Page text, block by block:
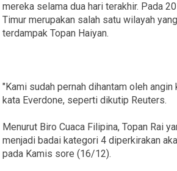
mereka selama dua hari terakhir. Pada
Timur merupakan salah satu wilayah
terdampak Topan Haiyan.
"Kami sudah pernah dihantam oleh angin
kata Everdone, seperti dikutip Reuters.
Menurut Biro Cuaca Filipina, Topan Rai
menjadi badai kategori 4 diperkirakan
pada Kamis sore (16/12).